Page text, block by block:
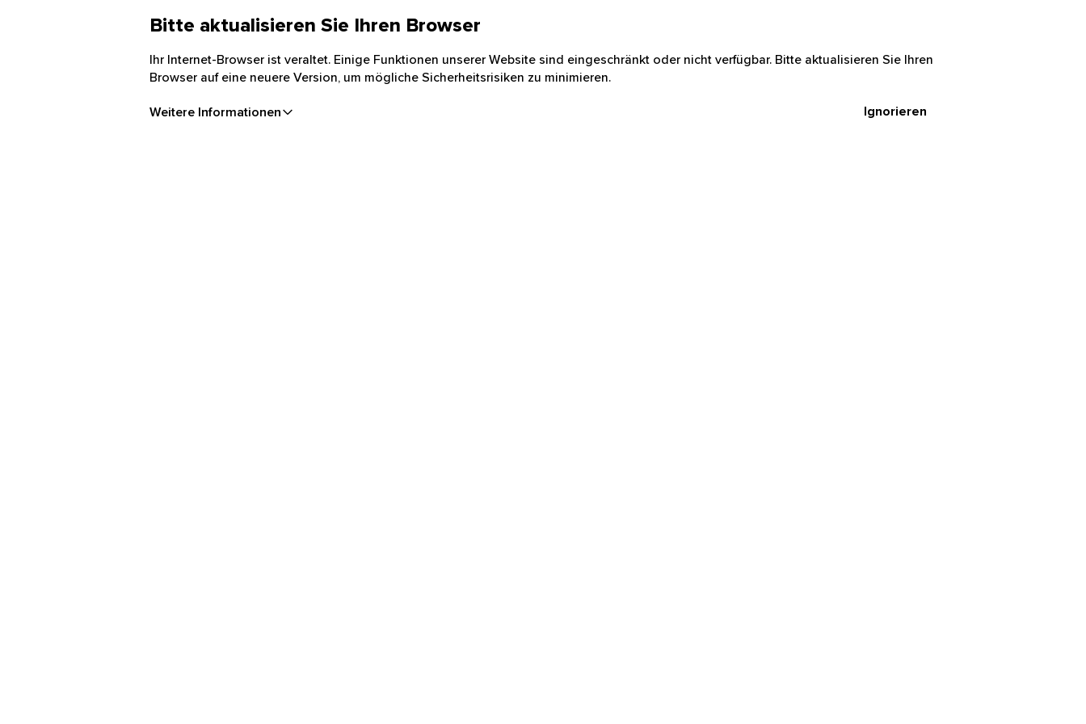
Bitte aktualisieren Sie Ihren Browser
Ihr Internet-Browser ist veraltet. Einige Funktionen unserer Website sind eingeschränkt oder nicht verfügbar. Bitte aktualisieren Sie Ihren
Browser auf eine neuere Version, um mögliche Sicherheitsrisiken zu minimieren.
Weitere Informationen Ignorieren